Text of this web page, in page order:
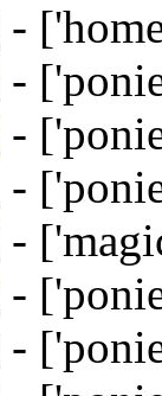
-
-
-
-
-
-
-